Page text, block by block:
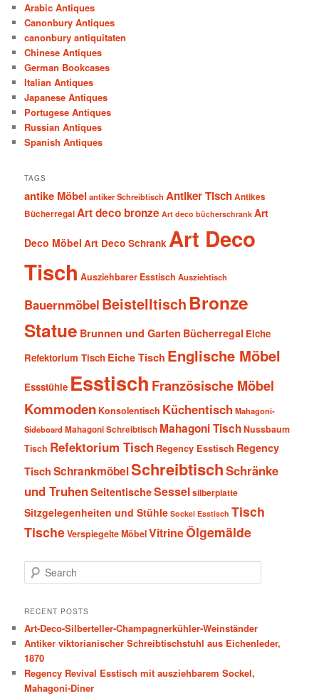
Arabic Antiques
Canonbury Antiques
canonbury antiquitaten
Chinese Antiques
German Bookcases
Italian Antiques
Japanese Antiques
Portugese Antiques
Russian Antiques
Spanish Antiques
TAGS
antike Möbel antiker Schreibtisch Antiker TischAntikes
BücherregalArt deco bronze Art deco bücherschrank Art
Deco Möbel Art Deco Schrank Art Deco
Tisch Ausziehbarer Esstisch Ausziehtisch
Bauernmöbel Beistelltisch Bronze
Statue Brunnen und Garten Bücherregal Eiche
Refektorium Tisch Eiche Tisch Englische Möbel
Essstühle Esstisch Französische Möbel
Kommoden Konsolentisch Küchentisch Mahagoni-
SideboardMahagoni Schreibtisch Mahagoni TischNussbaum
Tisch Refektorium Tisch Regency Esstisch Regency
Tisch SchrankmöbelSchreibtischSchränke
und TruhenSeitentischeSesselsilberplatte
Sitzgelegenheiten und Stühle Sockel Esstisch Tisch
TischeVerspiegelte MöbelVitrineÖlgemälde
e
r
h
RECENT POSTS
Art-Deco-Silberteller-Champagnerkühler-Weinständer
Antiker viktorianischer Schreibtischstuhl aus Eichenleder,
1870
Regency Revival Esstisch mit ausziehbarem Sockel,
Mahagoni-Diner